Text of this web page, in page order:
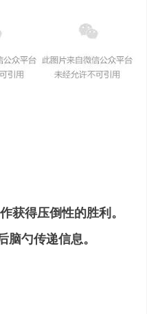
得压倒性的胜利。
勺传递信息。